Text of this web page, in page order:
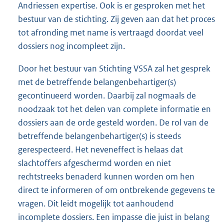
Andriessen expertise. Ook is er gesproken met het
bestuur van de stichting. Zij geven aan dat het proces
tot afronding met name is vertraagd doordat veel
dossiers nog incompleet zijn.
Door het bestuur van Stichting VSSA zal het gesprek
met de betreffende belangenbehartiger(s)
gecontinueerd worden. Daarbij zal nogmaals de
noodzaak tot het delen van complete informatie en
dossiers aan de orde gesteld worden. De rol van de
betreffende belangenbehartiger(s) is steeds
gerespecteerd. Het neveneffect is helaas dat
slachtoffers afgeschermd worden en niet
rechtstreeks benaderd kunnen worden om hen
direct te informeren of om ontbrekende gegevens te
vragen. Dit leidt mogelijk tot aanhoudend
incomplete dossiers. Een impasse die juist in belang